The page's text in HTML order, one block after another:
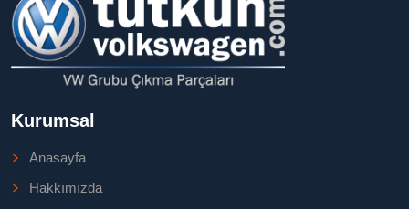
Kurumsal
Anasayfa
Hakkımızda